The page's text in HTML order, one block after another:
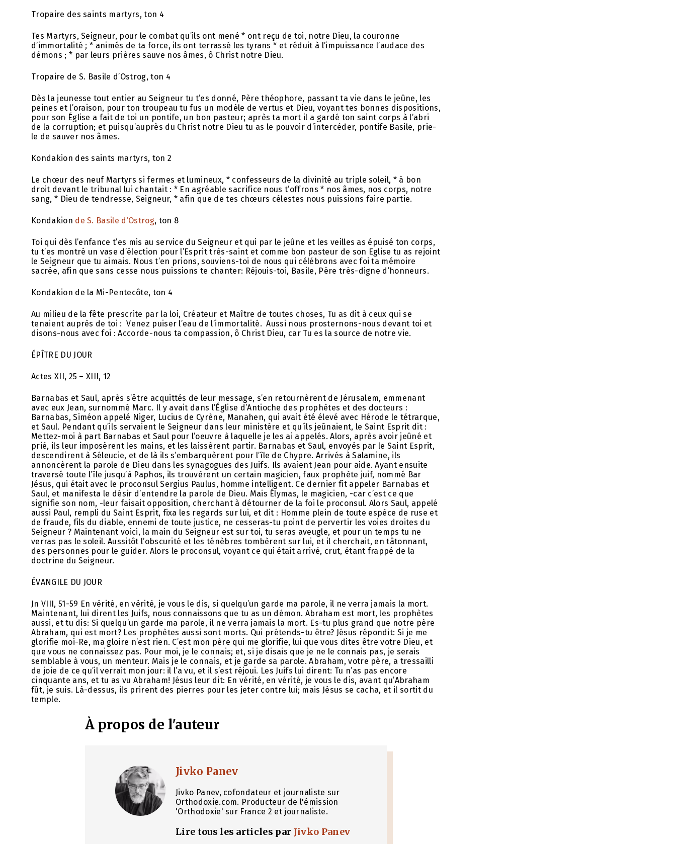
Tropaire des saints martyrs, ton 4
Tes Martyrs, Seigneur, pour le combat qu’ils ont mené * ont reçu de toi, notre Dieu, la couronne
d’immortalité ; * animés de ta force, ils ont terrassé les tyrans * et réduit à l’impuissance l’audace des
démons ; * par leurs prières sauve nos âmes, ô Christ notre Dieu.
Tropaire de S. Basile d’Ostrog, ton 4
Dès la jeunesse tout entier au Seigneur tu t’es donné, Père théophore, passant ta vie dans le jeûne, les
peines et l’oraison, pour ton troupeau tu fus un modèle de vertus et Dieu, voyant tes bonnes dispositions,
pour son Église a fait de toi un pontife, un bon pasteur; après ta mort il a gardé ton saint corps à l’abri
de la corruption; et puisqu’auprès du Christ notre Dieu tu as le pouvoir d’intercéder, pontife Basile, prie-
le de sauver nos âmes.
Kоndakion des saints martyrs, ton 2
Le chœur des neuf Martyrs si fermes et lumineux, * confesseurs de la divinité au triple soleil, * à bon
droit devant le tribunal lui chantait : * En agréable sacrifice nous t’offrons * nos âmes, nos corps, notre
sang, * Dieu de tendresse, Seigneur, * afin que de tes chœurs célestes nous puissions faire partie.
Kondakion de S. Basile d’Ostrog, ton 8
Toi qui dès l’enfance t’es mis au service du Seigneur et qui par le jeûne et les veilles as épuisé ton corps,
tu t’es montré un vase d’élection pour l’Esprit très-saint et comme bon pasteur de son Eglise tu as rejoint
le Seigneur que tu aimais. Nous t’en prions, souviens-toi de nous qui célébrons avec foi ta mémoire
sacrée, afin que sans cesse nous puissions te chanter: Réjouis-toi, Basile, Père très-digne d’honneurs.
Kondakion de la Mi-Pentecôte, ton 4
Au milieu de la fête prescrite par la loi, Créateur et Maître de toutes choses, Tu as dit à ceux qui se
tenaient auprès de toi : Venez puiser l’eau de l’immortalité. Aussi nous prosternons-nous devant toi et
disons-nous avec foi : Accorde-nous ta compassion, ô Christ Dieu, car Tu es la source de notre vie.
ÉPÎTRE DU JOUR
Actes XII, 25 – XIII, 12
Barnabas et Saul, après s’être acquittés de leur message, s’en retournèrent de Jérusalem, emmenant
avec eux Jean, surnommé Marc. Il y avait dans l’Église d’Antioche des prophètes et des docteurs :
Barnabas, Siméon appelé Niger, Lucius de Cyrène, Manahen, qui avait été élevé avec Hérode le tétrarque,
et Saul. Pendant qu’ils servaient le Seigneur dans leur ministère et qu’ils jeûnaient, le Saint Esprit dit :
Mettez-moi à part Barnabas et Saul pour l’oeuvre à laquelle je les ai appelés. Alors, après avoir jeûné et
prié, ils leur imposèrent les mains, et les laissèrent partir. Barnabas et Saul, envoyés par le Saint Esprit,
descendirent à Séleucie, et de là ils s’embarquèrent pour l’île de Chypre. Arrivés à Salamine, ils
annoncèrent la parole de Dieu dans les synagogues des Juifs. Ils avaient Jean pour aide. Ayant ensuite
traversé toute l’île jusqu’à Paphos, ils trouvèrent un certain magicien, faux prophète juif, nommé Bar
Jésus, qui était avec le proconsul Sergius Paulus, homme intelligent. Ce dernier fit appeler Barnabas et
Saul, et manifesta le désir d’entendre la parole de Dieu. Mais Élymas, le magicien, -car c’est ce que
signifie son nom, -leur faisait opposition, cherchant à détourner de la foi le proconsul. Alors Saul, appelé
aussi Paul, rempli du Saint Esprit, fixa les regards sur lui, et dit : Homme plein de toute espèce de ruse et
de fraude, fils du diable, ennemi de toute justice, ne cesseras-tu point de pervertir les voies droites du
Seigneur ? Maintenant voici, la main du Seigneur est sur toi, tu seras aveugle, et pour un temps tu ne
verras pas le soleil. Aussitôt l’obscurité et les ténèbres tombèrent sur lui, et il cherchait, en tâtonnant,
des personnes pour le guider. Alors le proconsul, voyant ce qui était arrivé, crut, étant frappé de la
doctrine du Seigneur.
ÉVANGILE DU JOUR
Jn VIII, 51-59 En vérité, en vérité, je vous le dis, si quelqu’un garde ma parole, il ne verra jamais la mort.
Maintenant, lui dirent les Juifs, nous connaissons que tu as un démon. Abraham est mort, les prophètes
aussi, et tu dis: Si quelqu’un garde ma parole, il ne verra jamais la mort. Es-tu plus grand que notre père
Abraham, qui est mort? Les prophètes aussi sont morts. Qui prétends-tu être? Jésus répondit: Si je me
glorifie moi-Re, ma gloire n’est rien. C’est mon père qui me glorifie, lui que vous dites être votre Dieu, et
que vous ne connaissez pas. Pour moi, je le connais; et, si je disais que je ne le connais pas, je serais
semblable à vous, un menteur. Mais je le connais, et je garde sa parole. Abraham, votre père, a tressailli
de joie de ce qu’il verrait mon jour: il l’a vu, et il s’est réjoui. Les Juifs lui dirent: Tu n’as pas encore
cinquante ans, et tu as vu Abraham! Jésus leur dit: En vérité, en vérité, je vous le dis, avant qu’Abraham
fût, je suis. Là-dessus, ils prirent des pierres pour les jeter contre lui; mais Jésus se cacha, et il sortit du
temple.
À propos de l'auteur
Jivko Panev
Jivko Panev, cofondateur et journaliste sur
Orthodoxie.com. Producteur de l'émission
'Orthodoxie' sur France 2 et journaliste.
Lire tous les articles par Jivko Panev